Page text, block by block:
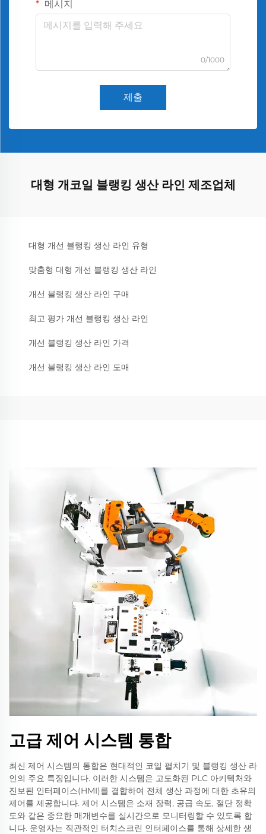
메시지
0/1000
제출
대형 개코일 블랭킹 생산 라인 제조업체
대형 개선 블랭킹 생산 라인 유형
맞춤형 대형 개선 블랭킹 생산 라인
개선 블랭킹 생산 라인 구매
최고 평가 개선 블랭킹 생산 라인
개선 블랭킹 생산 라인 가격
개선 블랭킹 생산 라인 도매
고급 제어 시스템 통합
최신 제어 시스템의 통합은 현대적인 코일 펼치기 및 블랭킹 생산 라
인의 주요 특징입니다. 이러한 시스템은 고도화된 PLC 아키텍처와
진보된 인터페이스(HMI)를 결합하여 전체 생산 과정에 대한 초유의
제어를 제공합니다. 제어 시스템은 소재 장력, 공급 속도, 절단 정확
도와 같은 중요한 매개변수를 실시간으로 모니터링할 수 있도록 합
니다. 운영자는 직관적인 터치스크린 인터페이스를 통해 상세한 생